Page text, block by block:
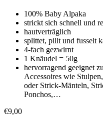
100% Baby Alpaka
strickt sich schnell und
hautverträglich
splittet, pillt und fusselt
4-fach gezwirnt
1 Knäudel = 50g
hervorragend geeignet
Accessoires wie
oder Strick-Mänteln,
Ponchos,…
€9,00